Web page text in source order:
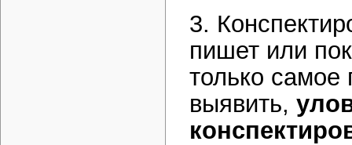
3.
пишет или
только самое
выявить,